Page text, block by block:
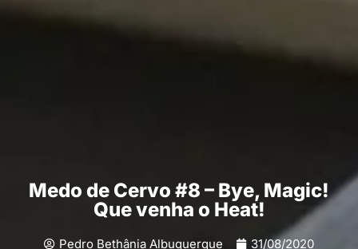
Medo de Cervo #8 – Bye, Magic!
Que venha o Heat!
Pedro Bethânia Albuquerque 31/08/2020